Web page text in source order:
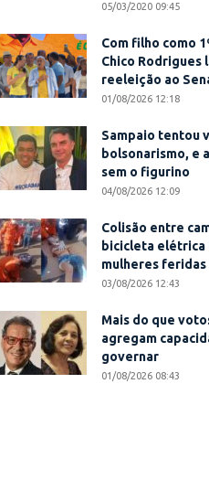
05/03/2020 09:45
Com filho como
Chico Rodrigues
reeleição ao
01/08/2026 12:18
Sampaio tentou
bolsonarismo, e
sem o figurino
04/08/2026 12:09
Colisão entre
bicicleta elétrica
mulheres feridas
03/08/2026 12:43
Mais do que
agregam
governar
01/08/2026 08:43